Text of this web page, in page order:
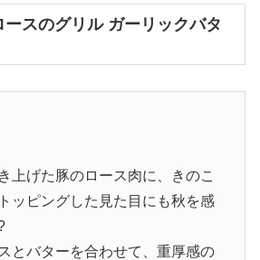
スのグリル ガーリックバタ
上げた豚のロース肉に、きのこ
ッピングした見た目にも秋を感
とバターを合わせて、重厚感の